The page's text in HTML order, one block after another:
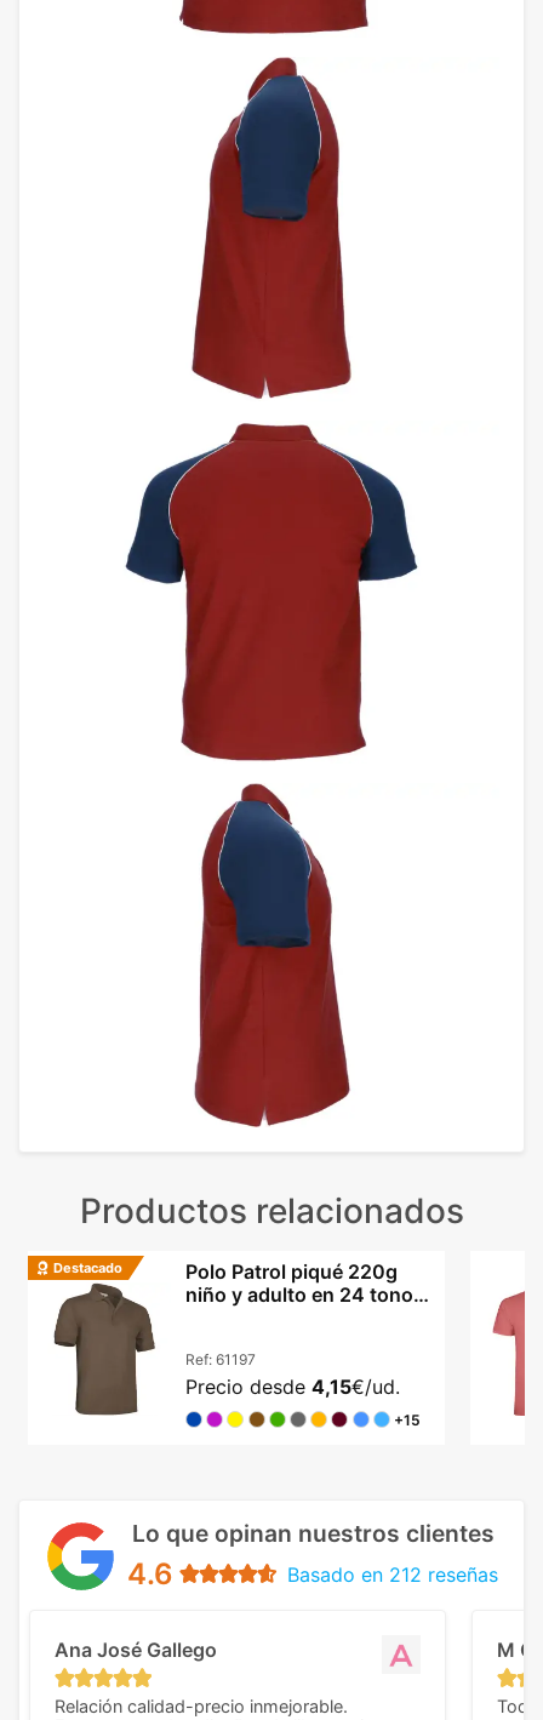
Productos relacionados
Destacado
Polo Patrol piqué 220g
niño y adulto en 24 tonos
Ref: 61197
Precio desde 4,15€/ud.
+15
Lo que opinan nuestros clientes
4.6 Basado en 212 reseñas
Ana José Gallego
Relación calidad-precio inmejorable.
M C
Todo